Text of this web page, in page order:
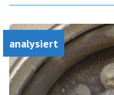
analysiert